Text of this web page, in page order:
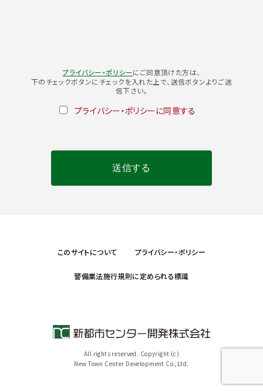
プライバシー・ポリシーにご同意頂けた方は、
下のチェックボタンにチェックを入れた上で、送信ボタンよりご送
信下さい。
プライバシー・ポリシーに同意する
このサイトについて プライバシー・ポリシー
警備業法施行規則に定められる標識
All rights reserved. Copyright (c)
New Town Center Development Co.,Ltd.